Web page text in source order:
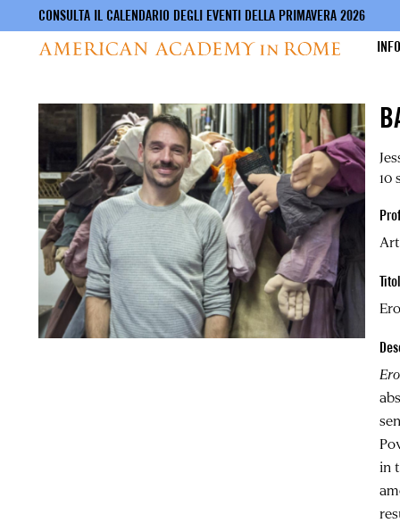
contenuto
CONSULTA IL CALENDARIO DEGLI EVENTI DELLA PRIMAVERA 2026
10
in